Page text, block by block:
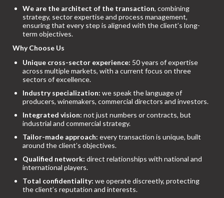
We are the architect of the transaction, combining
strategy, sector expertise and process management,
ensuring that every step is aligned with the client’s long-
term objectives.
Why Choose Us
Unique cross-sector experience: 50 years of expertise
across multiple markets, with a current focus on three
sectors of excellence.
Industry specialization: we speak the language of
producers, winemakers, commercial directors and investors.
Integrated vision: not just numbers or contracts, but
industrial and commercial strategy.
Tailor-made approach: every transaction is unique, built
around the client’s objectives.
Qualified network: direct relationships with national and
international players.
Total confidentiality: we operate discreetly, protecting
the client’s reputation and interests.